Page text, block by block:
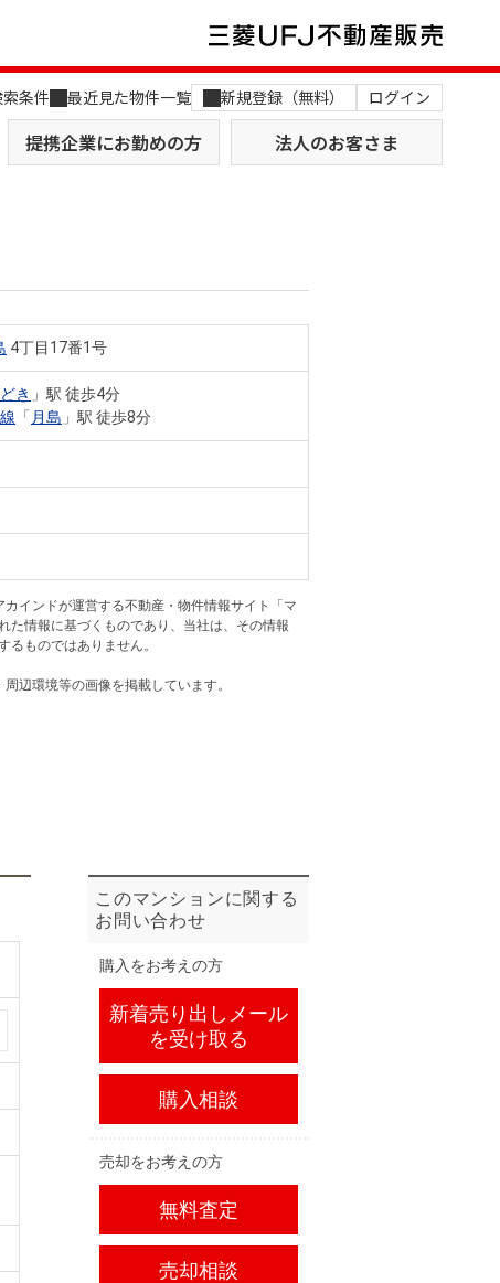
条件 最近見た物件一覧 新規登録（無料） ログイン
提携企業にお勤めの方 法人のお客さま
土地を探す
住まい1プラス（お役立ちコラム）
AI不動産査定
住まい1プラス（お役立ちコラム）
店舗のご案内（関西）
MUFG Way
役員一覧
4丁目17番1号
き 」駅 徒歩4分
「 月島 」駅 徒歩8分
インドが運営する不動産・物件情報サイト「マ
た情報に基づくものであり、当社は、その情報
るものではありません。
辺環境等の画像を掲載しています。
このマンションに関する
お問い合わせ
購入をお考えの方
新着売り出しメール
を受け取る
購入相談
売却をお考えの方
無料査定
売却相談